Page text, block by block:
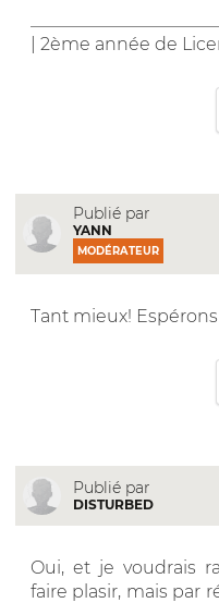
| 2ème année de
Publié par
YANN
MODÉRATEUR
Tant mieux!
Publié par
DISTURBED
Oui, et je voudrais
faire plasir, mais par